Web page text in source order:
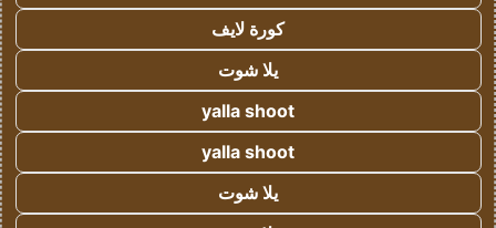
كورة لايف
يلا شوت
yalla shoot
yalla shoot
يلا شوت